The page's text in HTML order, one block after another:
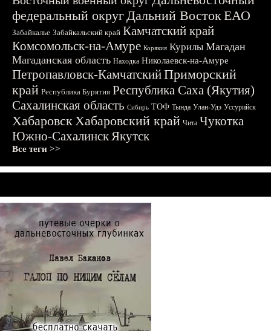
федеральный округДальний ВостокЕАО
Забайкалье Забайкальский край Камчатский край
Комсомольск-на-Амуре Корякия Курилы Магадан
Магаданская область Находка Николаевск-на-Амуре
Петропавловск-КамчатскийПриморский
край Республика Бурятия Республика Саха (Якутия)
Сахалинская область Сибирь ТОФ Тында Улан-Удэ Уссурийск
ХабаровскХабаровский край Чита Чукотка
Южно-СахалинскЯкутск
Все теги >>